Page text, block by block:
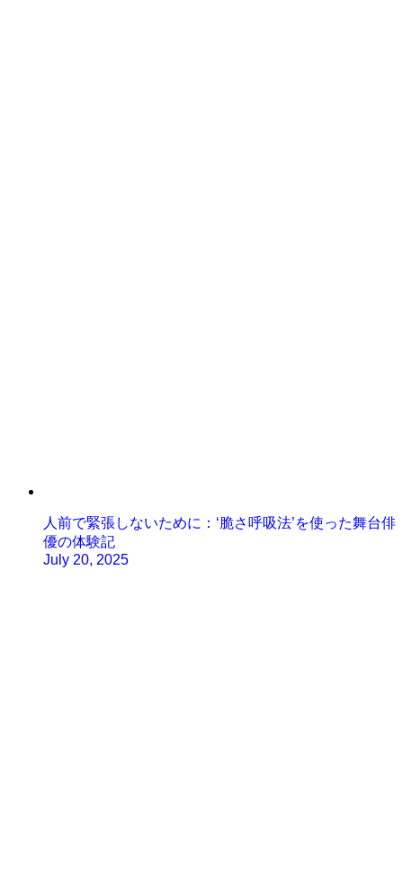
人前で緊張しないために：‘脆さ呼吸法’を使った舞台俳
優の体験記
July 20, 2025